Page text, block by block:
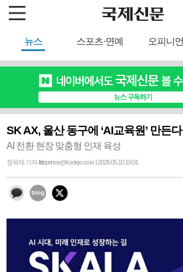
뉴스 스포츠·연예 오피니언
SK AX, 울산 동구에 ‘AI교육원’ 만든다
AI 전환 현장 맞춤형 인재 육성
정옥재 기자 littleprince@kookje.co.kr | 2026.05.10 19:01